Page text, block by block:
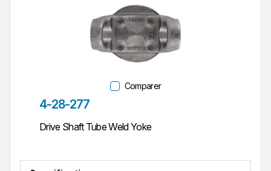
Comparer
Réf. pièce
4-28-277
Drive Shaft Tube Weld Yoke